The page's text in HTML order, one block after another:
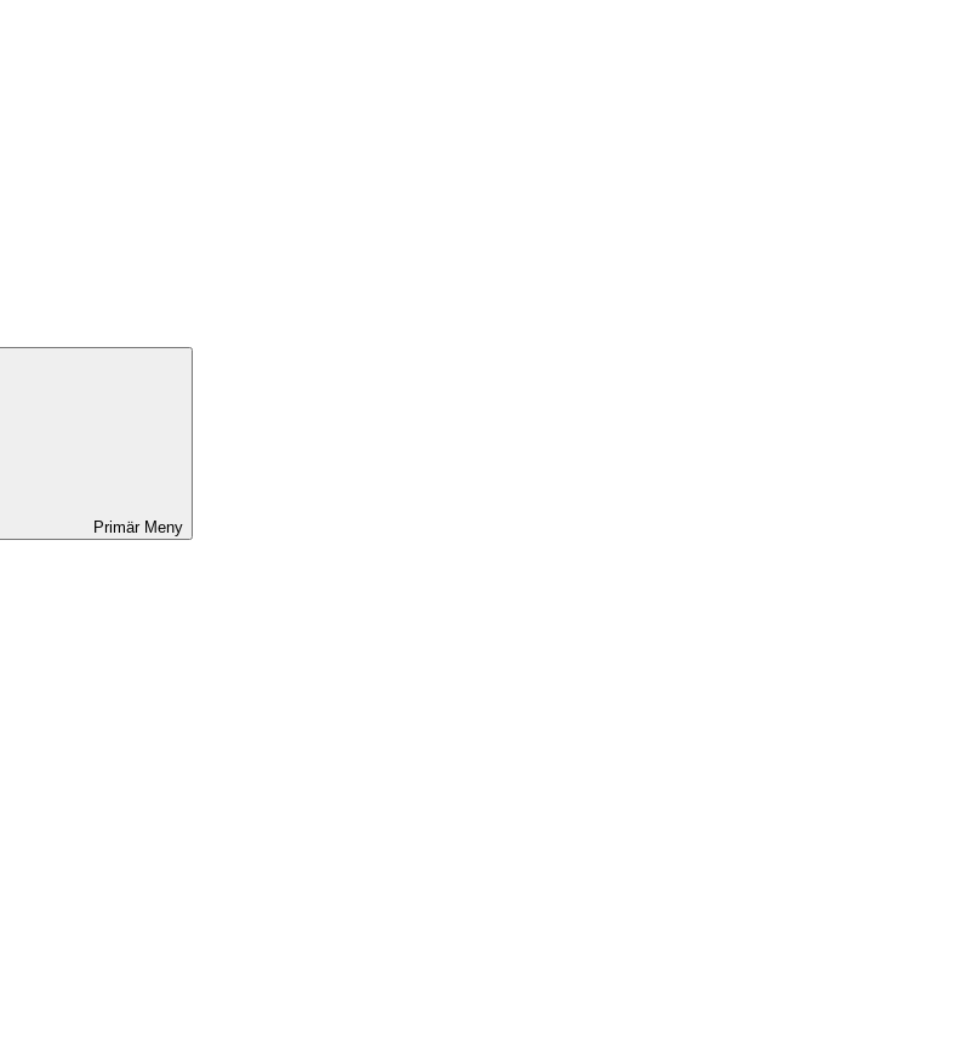
Primär Meny